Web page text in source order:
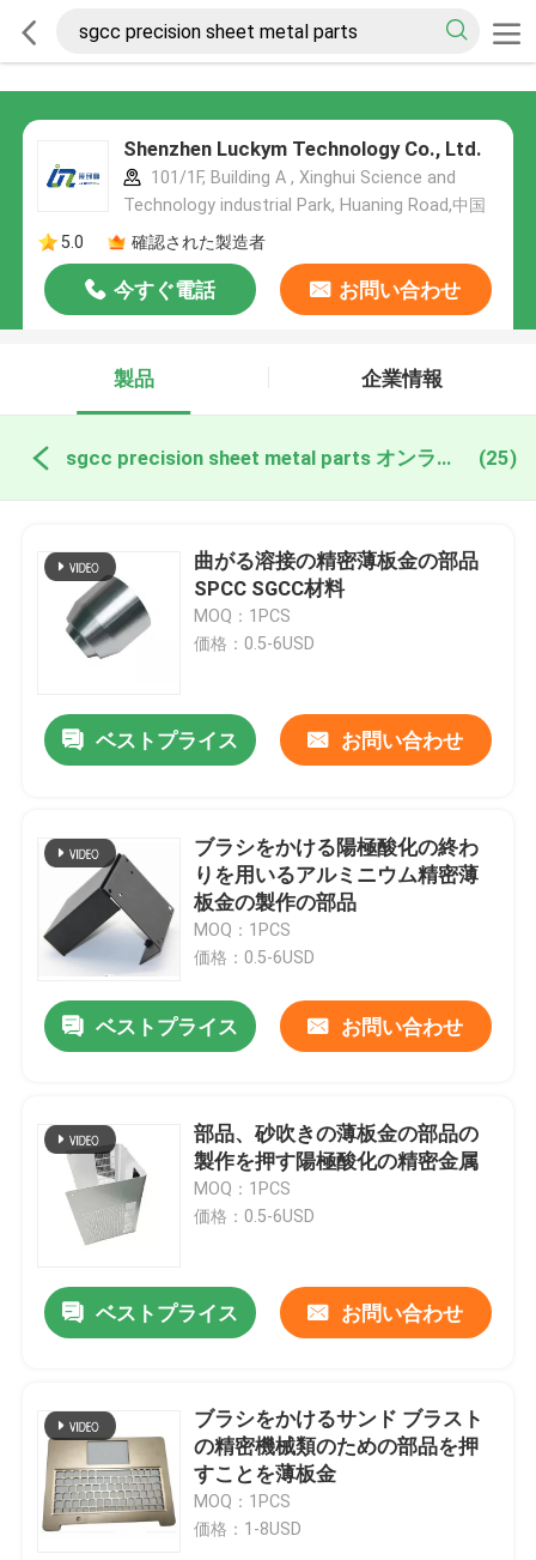
Shenzhen Luckym Technology Co., Ltd.
101/1F, Building A , Xinghui Science and
Technology industrial Park, Huaning Road,中国
5.0
確認された製造者
今すぐ電話 お問い合わせ
製品 企業情報
sgcc precision sheet metal parts オンライン製造 (25)
曲がる溶接の精密薄板金の部品
SPCC SGCC材料
MOQ：1PCS
価格：0.5-6USD
ベストプライス お問い合わせ
ブラシをかける陽極酸化の終わ
りを用いるアルミニウム精密薄
板金の製作の部品
MOQ：1PCS
価格：0.5-6USD
ベストプライス お問い合わせ
部品、砂吹きの薄板金の部品の
製作を押す陽極酸化の精密金属
MOQ：1PCS
価格：0.5-6USD
ベストプライス お問い合わせ
ブラシをかけるサンド ブラスト
の精密機械類のための部品を押
すことを薄板金
MOQ：1PCS
価格：1-8USD